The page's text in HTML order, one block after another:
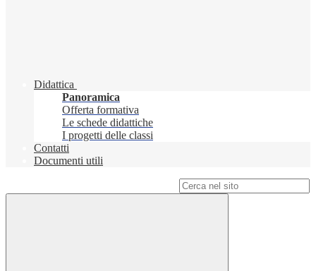
Didattica
Panoramica
Offerta formativa
Le schede didattiche
I progetti delle classi
Contatti
Documenti utili